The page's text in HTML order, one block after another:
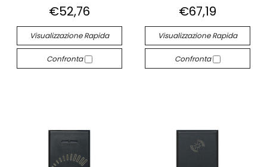
€52,76
Visualizzazione Rapida
Confronta
€67,19
Visualizzazione Rapida
Confronta